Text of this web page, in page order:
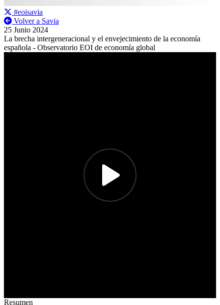
#eoisavia
Volver a Savia
25 Junio 2024
La brecha intergeneracional y el envejecimiento de la economía
española - Observatorio EOI de economía global
Resumen